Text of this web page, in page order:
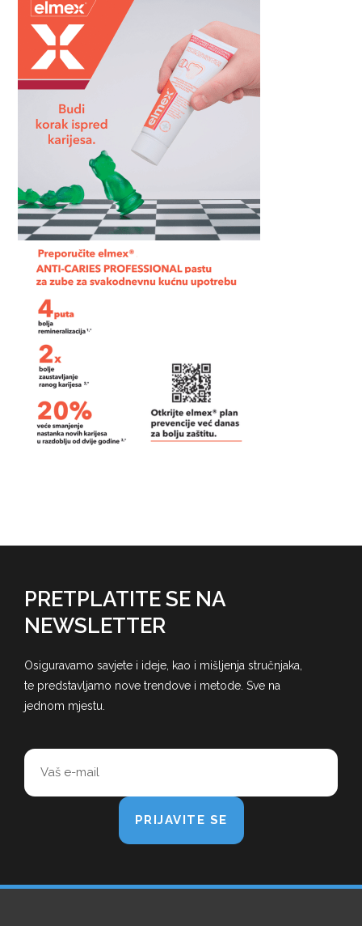
PRETPLATITE SE NA
NEWSLETTER
Osiguravamo savjete i ideje, kao i mišljenja stručnjaka,
te predstavljamo nove trendove i metode. Sve na
jednom mjestu.
PRIJAVITE SE